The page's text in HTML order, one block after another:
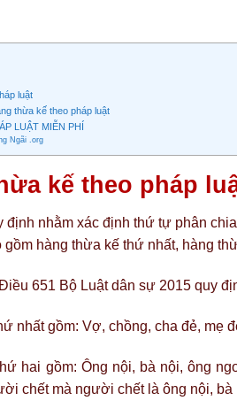
luật
thừa kế theo pháp luật
LUẬT MIỄN PHÍ
Ngãi .org
kế theo pháp
định nhằm xác định thứ tự phân
gồm hàng thừa kế thứ nhất, hàng
651 Bộ Luật dân sự 2015 quy
nhất gồm: Vợ, chồng, cha đẻ, mẹ
hai gồm: Ông nội, bà nội, ông
chết mà người chết là ông nội, bà